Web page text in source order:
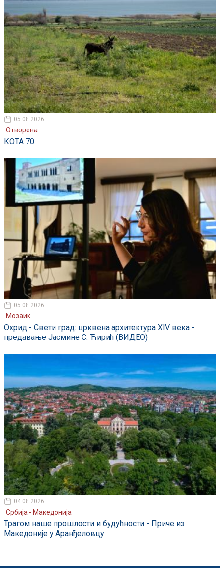
05.08.2026
Отворена
КОТА 70
05.08.2026
Мозаик
Охрид - Свети град: црквена архитектура XIV века -
предавање Јасмине С. Ћирић (ВИДЕО)
04.08.2026
Србија - Македонија
Трагом наше прошлости и будућности - Приче из
Македоније у Аранђеловцу